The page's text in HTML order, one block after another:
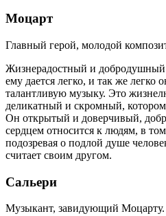
Моцарт
Главный герой, молодой
Жизнерадостный и
ему дается легко, и так же легко
талантливую музыку. Это
деликатный и скромный,
Он открытый и доверчивый,
сердцем относится к людям, в
подозревая о подлой душе
считает своим другом.
Сальери
Музыкант, завидующий Моцарту.